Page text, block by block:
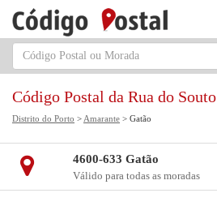
Código Postal da Rua do Souto
Distrito do Porto > Amarante > Gatão
4600-633 Gatão
Válido para todas as moradas